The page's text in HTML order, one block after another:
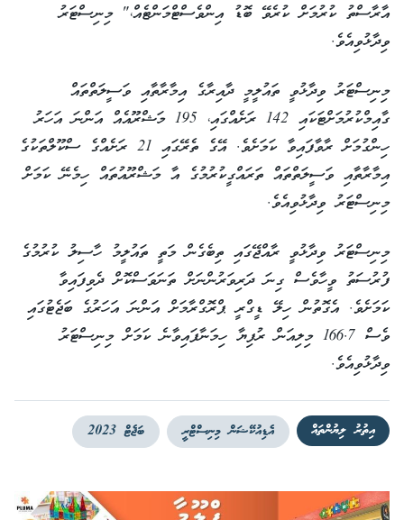
އާރާސްތު ކުރުމަށް ކުރެވޭ ބޮޑު އިންވެސްޓްމަންޓެއް،" މިނިސްޓަރު
ވިދާޅުވިއެވެ.
މިނިސްޓަރު ވިދާޅުވީ ތައުލީމީ ދާއިރާގެ އިމާރާތާއި ވަސީލަތްތައް
ގާއިމްކުރުމަށްޓަކައި 142 ރަށެއްގައި، 195 މަޝްރޫއެއް އަންނަ އަހަރު
ހިންގުމަށް ރާވާފައިވާ ކަމަށެވެ. އޭގެ ތެރޭގައި 21 ރަށެއްގެ ސްކޫލްތަކުގެ
އިމާރާތާއި ވަސީލަތްތައް ތަރައްގީކުރުމުގެ އާ މަޝްރޫއުތައް ހިމެނޭ ކަމަށް
މިނިސްޓަރު ވިދާޅުވިއެވެ.
މިނިސްޓަރު ވިދާޅުވީ ރާއްޖޭގައި ތިބެގެން މަތީ ތައުލީމު ހާސިލު ކުރުމުގެ
ފުރުސަތު ވީހާވެސް ގިނަ ދަރިވަރުންނަށް ތަނަވަސްކޮށް ދެވިފައިވާ
ކަމަށެވެ. އެގޮތުން ހިލޭ ޑީގްރީ ޕްރޮގްރާމަށް އަންނަ އަހަރުގެ ބަޖެޓުގައި
ވެސް 166.7 މިލިއަން ރުފިޔާ ހިމަނާފައިވާނެ ކަމަށް މިނިސްޓަރު
ވިދާޅުވިއެވެ.
އިތުރު ލިޔުންތައް އެޑިއުކޭޝަން މިނިސްޓްރީ ބަޖެޓް 2023